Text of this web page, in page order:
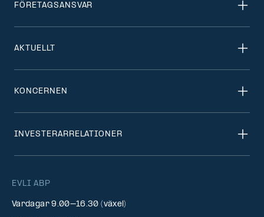
EVLI ABP
Vardagar 9.00–16.30 (växel)
FÖRETAGSANSVAR
AKTUELLT
KONCERNEN
INVESTERARRELATIONER